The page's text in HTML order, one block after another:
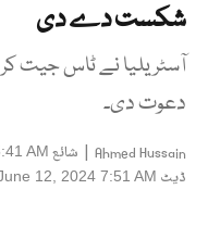
شکست دے دی
آسٹریلیا نے ٹاس جیت
دعوت دی۔
Ahmed Hussain
| شائع AM
ڈیٹ 12, 2024 7:51 AM